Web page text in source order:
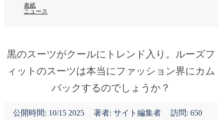
表紙
ニュース
黒のスーツがクールにトレンド入り。ルーズフ
ィットのスーツは本当にファッション界にカム
バックするのでしょうか？
公開時間: 10/15 2025 著者: サイト編集者 訪問: 650